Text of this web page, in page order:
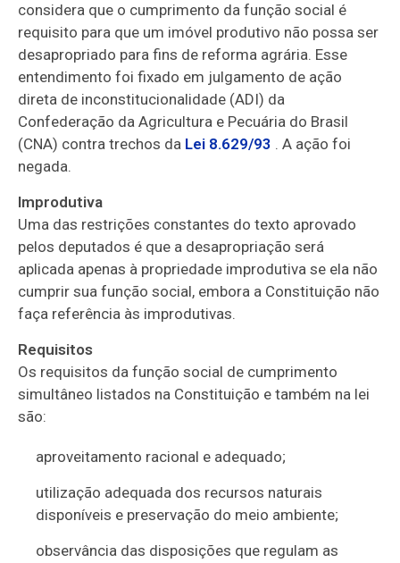
considera que o cumprimento da função social é
requisito para que um imóvel produtivo não possa ser
desapropriado para fins de reforma agrária. Esse
entendimento foi fixado em julgamento de ação
direta de inconstitucionalidade (ADI) da
Confederação da Agricultura e Pecuária do Brasil
(CNA) contra trechos da Lei 8.629/93 . A ação foi
negada.
Improdutiva
Uma das restrições constantes do texto aprovado
pelos deputados é que a desapropriação será
aplicada apenas à propriedade improdutiva se ela não
cumprir sua função social, embora a Constituição não
faça referência às improdutivas.
Requisitos
Os requisitos da função social de cumprimento
simultâneo listados na Constituição e também na lei
são:
aproveitamento racional e adequado;
utilização adequada dos recursos naturais
disponíveis e preservação do meio ambiente;
observância das disposições que regulam as